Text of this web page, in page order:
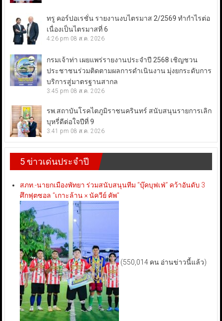
ทรู คอร์ปอเรชั่น รายงานงบไตรมาส 2/2569 ทำกำไรต่อ
เนื่องเป็นไตรมาสที่ 6
4:26 pm 08 ส.ค. 2026
กรมเจ้าท่า เผยแพร่รายงานประจำปี 2568 เชิญชวน
ประชาชนร่วมติดตามผลการดำเนินงาน มุ่งยกระดับการ
บริการสู่มาตรฐานสากล
3:45 pm 08 ส.ค. 2026
รพ.สถาบันโรคไตภูมิราชนครินทร์ สนับสนุนรายการเลิก
บุหรี่ดีต่อใจปีที่ 9
3:41 pm 08 ส.ค. 2026
5 ข่าวเด่นประจำปี
สภท.-นายกเมืองพัทยา ร่วมสนับสนุนทีม “บุ๊คบุฟเฟ่” คว้าอันดับ 3
ศึกฟุตซอล “เกาะล้าน × นัควีย์ คัพ”
(550,014 คน อ่านข่าวนี้แล้ว)